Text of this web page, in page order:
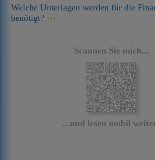
Welche Unterlagen werden für die
benötigt?
Scannen Sie mich...
...und lesen mobil